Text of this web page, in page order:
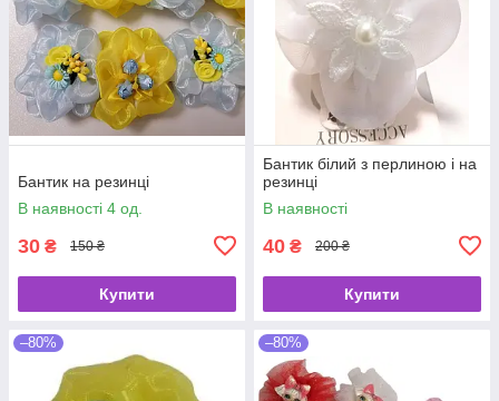
Бантик на резинці
В наявності 4 од.
30 ₴ 150 ₴
Купити
Бантик білий з перлиною і на
резинці
В наявності
40 ₴ 200 ₴
Купити
–80% –80%